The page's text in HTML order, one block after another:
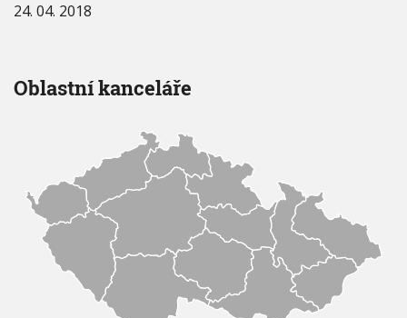
24. 04. 2018
Oblastní kanceláře